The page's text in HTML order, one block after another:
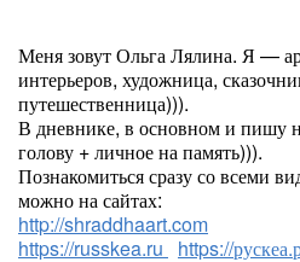
Меня зовут Ольга Лялина. Я —
интерьеров, художница,
путешественница))).
В дневнике, в основном и пишу
голову + личное на память))).
Познакомиться сразу со всеми
можно на сайтах:
http://shraddhaart.com
https://russkea.ru
https://